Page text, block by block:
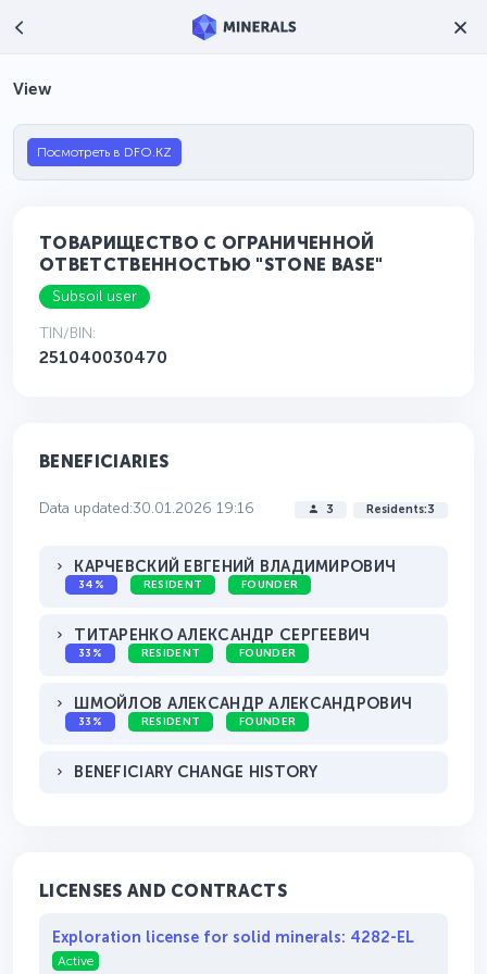
View
Посмотреть в DFO.KZ
ТОВАРИЩЕСТВО С ОГРАНИЧЕННОЙ
ОТВЕТСТВЕННОСТЬЮ "STONE BASE"
Subsoil user
TIN/BIN:
251040030470
BENEFICIARIES
Data updated:30.01.2026 19:16 3 Residents:3
КАРЧЕВСКИЙ ЕВГЕНИЙ ВЛАДИМИРОВИЧ
34% RESIDENT FOUNDER
ТИТАРЕНКО АЛЕКСАНДР СЕРГЕЕВИЧ
33% RESIDENT FOUNDER
ШМОЙЛОВ АЛЕКСАНДР АЛЕКСАНДРОВИЧ
33% RESIDENT FOUNDER
BENEFICIARY CHANGE HISTORY
LICENSES AND CONTRACTS
Exploration license for solid minerals: 4282-EL
Active